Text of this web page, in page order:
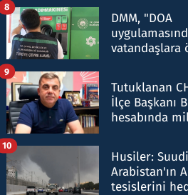
DMM, "DOA
vatandaşlara
düşürüldüğü"
yalanladı
8
Tutuklanan
İlçe Başkanı
hesabında
talimat verdi,
gönderdim
9
Husiler: Suudi
Arabistan'ın
tesislerini
10